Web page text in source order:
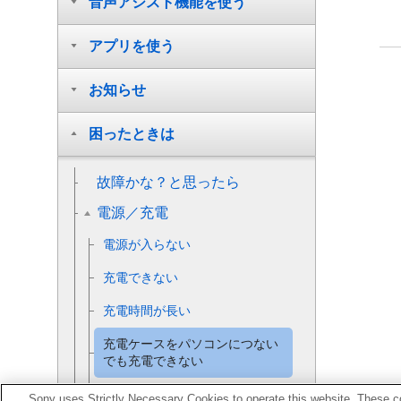
アプリを使う
お知らせ
困ったときは
故障かな？と思ったら
電源／充電
電源が入らない
充電できない
充電時間が長い
充電ケースをパソコンにつない
でも充電できない
スマートフォンの画面にヘッド